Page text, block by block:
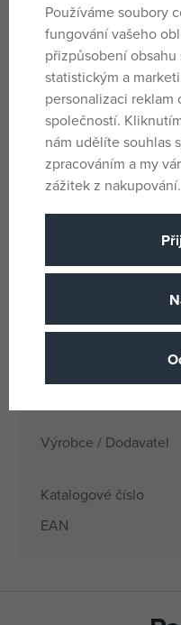
všívanými vlasy.
Všechny panenky jsou
barvách a díky kloubům
jakékoliv polohy.
tematických doplňků.
Parametry
Materiál
Název podskupiny
Věk od
Dodavatelské číslo
Výrobce / Dodavatel
Katalogové číslo
EAN
Používáme soubory
fungování vašeho
přizpůsobení
statistickým a
personalizaci reklam
společností.
nám udělíte souhlas
zpracováním a my
zážitek z nakupování.